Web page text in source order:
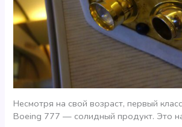
Несмотря на свой возраст, первый
Boeing 777 — солидный продукт. Это